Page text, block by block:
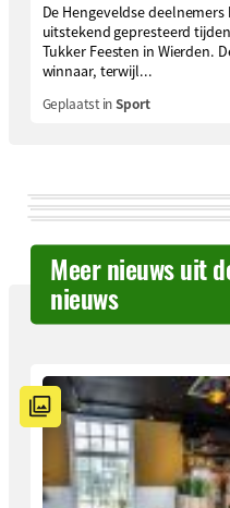
De Hengeveldse
uitstekend gepresteerd
Tukker Feesten in Wierden.
winnaar, terwijl...
Geplaatst inSport
Meer nieuws uit
nieuws